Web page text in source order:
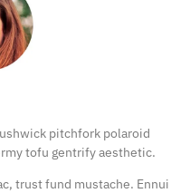
pitchfork polaroid
tofu gentrify aesthetic.
trust fund mustache. Ennui